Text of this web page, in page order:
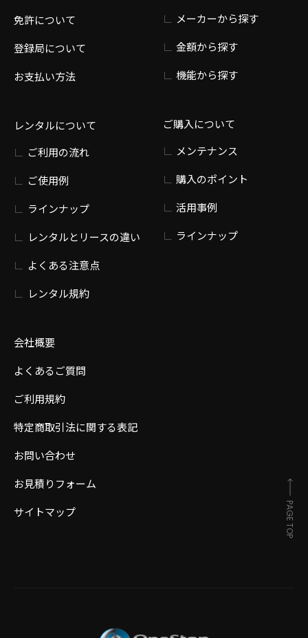
免許について
登録局について
お支払い方法
レンタルについて
ご利用の流れ
ご使用例
ラインナップ
レンタルとリースの違い
よくある注意点
レンタル規約
会社概要
よくあるご質問
ご利用規約
特定商取引法に関する表記
お問い合わせ
お見積りフォーム
サイトマップ
メーカーから探す
金額から探す
機能から探す
ご購入について
メンテナンス
購入のポイント
活用事例
ラインナップ
PAGE TOP